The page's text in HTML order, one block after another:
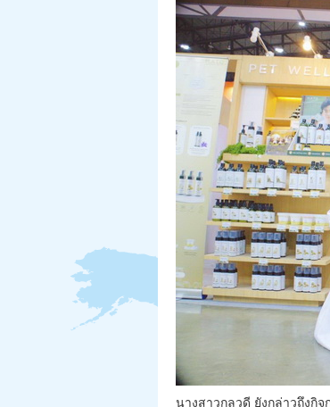
นางสาวกุลวดี ยังกล่าวถึงกิ